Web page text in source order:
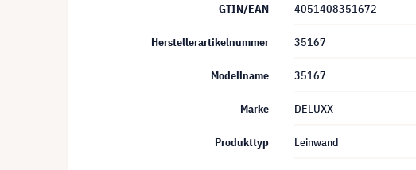
GTIN/EAN 4051408351672
Herstellerartikelnummer 35167
Modellname 35167
Marke DELUXX
Produkttyp Leinwand